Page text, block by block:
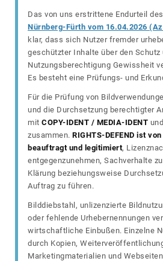
Das von uns erstrittene Endurteil des
Nürnberg-Fürth vom 16.04.2026
klar, dass sich Nutzer fremder
geschützter Inhalte über den Schutz
Nutzungsberechtigung Gewissheit
Es besteht eine Prüfungs- und
Für die Prüfung von
und die Durchsetzung berechtigter
mit COPY-IDENT / MEDIA-IDENT und
zusammen. RIGHTS-DEFEND ist
beauftragt und legitimiert,
entgegenzunehmen, Sachverhalte
Klärung beziehungsweise
Auftrag zu führen.
Bilddiebstahl, unlizenzierte
oder fehlende Urhebernennungen
wirtschaftliche Einbußen. Einzelne
durch Kopien,
Marketingmaterialien und